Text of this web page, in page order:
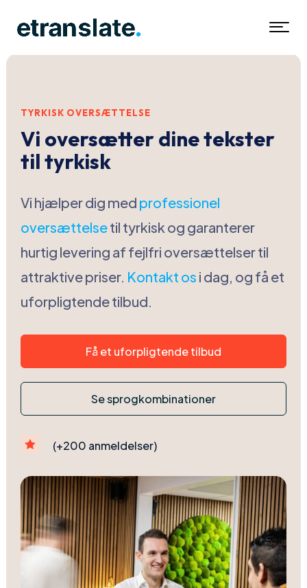
TYRKISK OVERSÆTTELSE
Vi oversætter dine tekster
til tyrkisk
Vi hjælper dig med professionel
oversættelsetil tyrkisk og garanterer
hurtig levering af fejlfri oversættelser til
attraktive priser. Kontakt os i dag, og få et
uforpligtende tilbud.
Få et uforpligtende tilbud
Se sprogkombinationer
 (+200 anmeldelser)